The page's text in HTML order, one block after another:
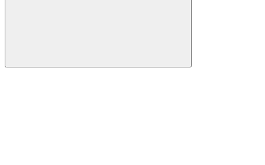
Buscar